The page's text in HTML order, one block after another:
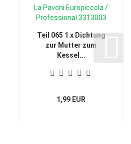
Teil 065 1 x Dichtung
zur Mutter zum
Kessel...
1,99 EUR